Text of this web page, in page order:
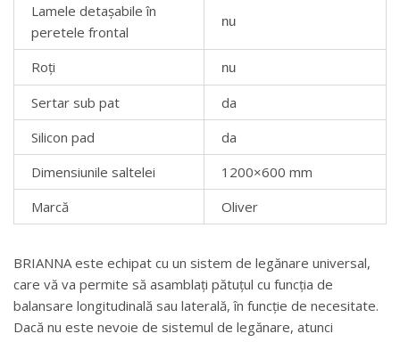
Lamele detașabile în
peretele frontal
nu
Roți nu
Sertar sub pat
da
Silicon pad
da
Dimensiunile saltelei
1200×600 mm
Marcă
Oliver
BRIANNA este echipat cu un sistem de legănare universal,
care vă va permite să asamblați pătuțul cu funcția de
balansare longitudinală sau laterală, în funcție de necesitate.
Dacă nu este nevoie de sistemul de legănare, atunci